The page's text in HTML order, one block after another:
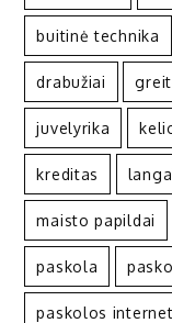
buitinė technika
drabužiai
juvelyrika
kreditas
maisto papildai
paskola
paskolos